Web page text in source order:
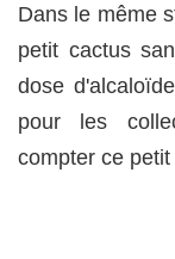
Dans le même
petit cactus
dose
pour les
compter ce